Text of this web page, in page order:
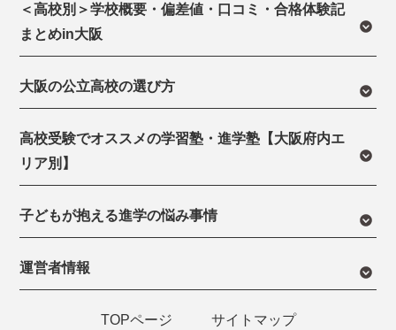
＜高校別＞学校概要・偏差値・口コミ・合格体験記
まとめin大阪
大阪の公立高校の選び方
高校受験でオススメの学習塾・進学塾【大阪府内エ
リア別】
子どもが抱える進学の悩み事情
運営者情報
TOPページ サイトマップ